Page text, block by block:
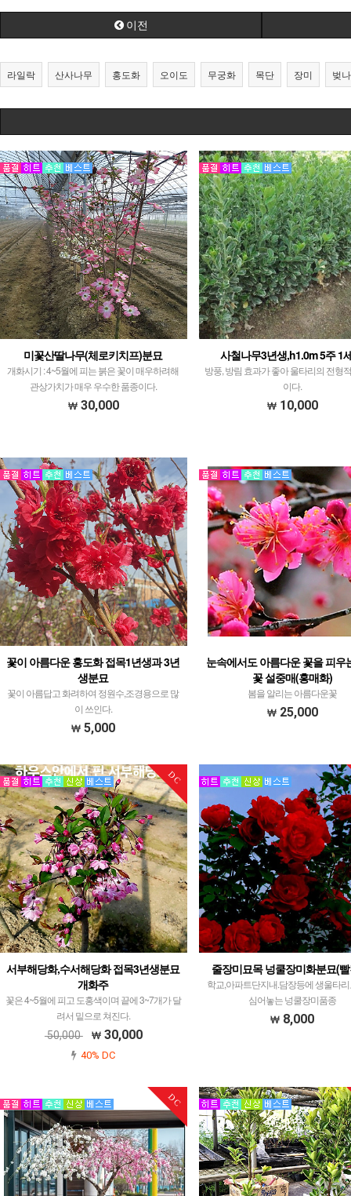
이전
라일락 산사나무 홍도화 오이도 무궁화 목단 장미 벚
미꽃산딸나무(체로키치프)분묘
개화시기 : 4~5월에 피는 붉은 꽃이 매우하려해
관상가치가 매우 우수한 품종이다.
30,000
사철나무3년생,h1.0m 5주 1
방풍, 방림 효과가 좋아 울타리의 전형
이다.
10,000
꽃이 아름다운 홍도화 접목1년생과 3년
생분묘
꽃이 아름답고 화려하여 정원수,조경용으로 많
이 쓰인다.
5,000
눈속에서도 아름다운 꽃을 피우
꽃 설중매(홍매화)
봄을 알리는 아름다운꽃
25,000
DC
서부해당화,수서해당화 접목3년생분묘
개화주
꽃은 4~5월에 피고 도홍색이며 끝에 3~7개가 달
려서 밑으로 쳐진다.
50,000 30,000
40% DC
줄장미묘목 넝쿨장미화분묘(
학교,아파트단지내.담장등에 생울타
심어놓는 넝쿨장미품종
8,000
DC